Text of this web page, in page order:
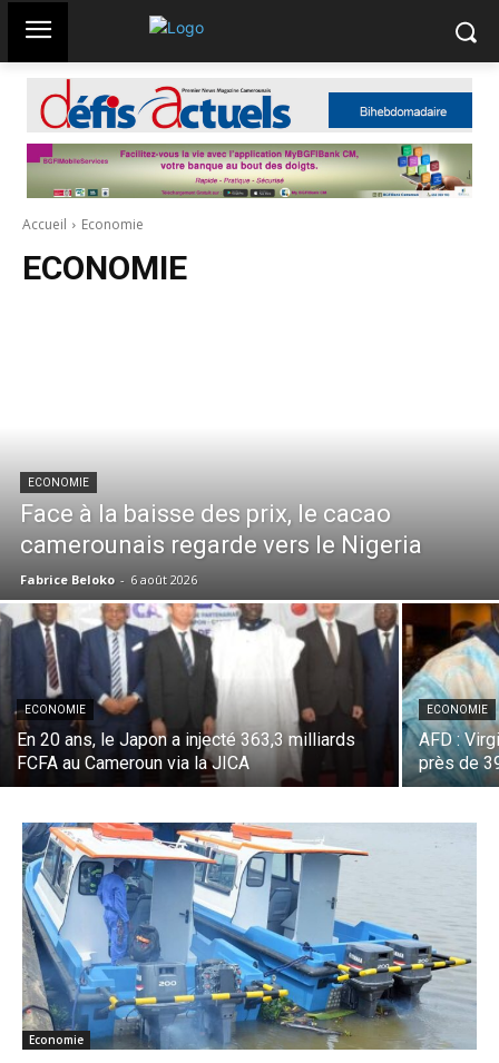
Accueil Economie
ECONOMIE
ECONOMIE
Face à la baisse des prix, le cacao
camerounais regarde vers le Nigeria
Fabrice Beloko - 6 août 2026
ECONOMIE
En 20 ans, le Japon a injecté 363,3 milliards
FCFA au Cameroun via la JICA
ECONOMIE
AFD :
près de
Economie